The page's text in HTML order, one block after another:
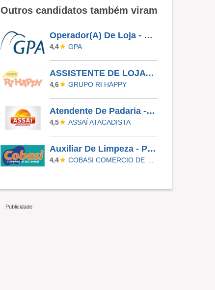
Outros candidatos também viram
Operador(A) De Loja - Jardim Das Palmeiras - Campinas SP
4,4 GPA
ASSISTENTE DE LOJA - RIO PRETO SHOPPING - EFETIVO
4,6 GRUPO RI HAPPY
Atendente De Padaria - Temporário (Alto Da XV)
4,5 ASSAÍ ATACADISTA
Auxiliar De Limpeza - Paulinia
4,4